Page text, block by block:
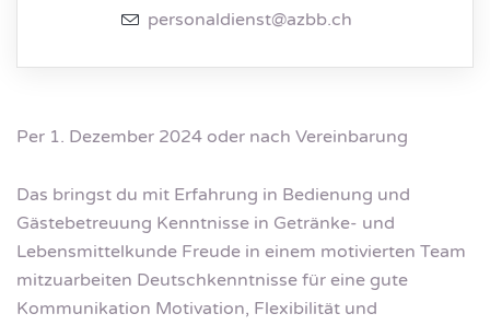
personaldienst@azbb.ch
Per 1. Dezember 2024 oder nach Vereinbarung
Das bringst du mit Erfahrung in Bedienung und
Gästebetreuung Kenntnisse in Getränke- und
Lebensmittelkunde Freude in einem motivierten Team
mitzuarbeiten Deutschkenntnisse für eine gute
Kommunikation Motivation, Flexibilität und